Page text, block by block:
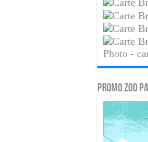
Photo -
PROMO ZOO